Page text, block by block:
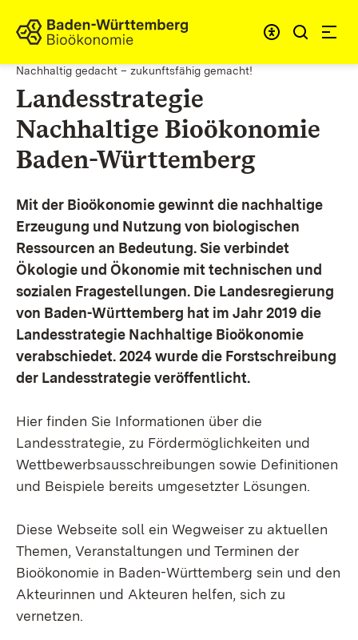
Zum Inhalt springen
Link zur Startseite
Nachhaltig gedacht – zukunftsfähig gemacht!
Landesstrategie
Nachhaltige Bioökonomie
Baden-Württemberg
Mit der Bioökonomie gewinnt die nachhaltige
Erzeugung und Nutzung von biologischen
Ressourcen an Bedeutung. Sie verbindet
Ökologie und Ökonomie mit technischen und
sozialen Fragestellungen. Die Landesregierung
von Baden-Württemberg hat im Jahr 2019 die
Landesstrategie Nachhaltige Bioökonomie
verabschiedet. 2024 wurde die Forstschreibung
der Landesstrategie veröffentlicht.
Hier finden Sie Informationen über die
Landesstrategie, zu Fördermöglichkeiten und
Wettbewerbsausschreibungen sowie Definitionen
und Beispiele bereits umgesetzter Lösungen.
Diese Webseite soll ein Wegweiser zu aktuellen
Themen, Veranstaltungen und Terminen der
Bioökonomie in Baden-Württemberg sein und den
Akteurinnen und Akteuren helfen, sich zu
vernetzen.